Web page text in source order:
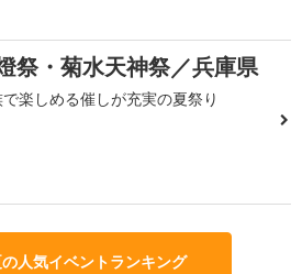
祭・菊水天神祭／兵庫県
楽しめる催しが充実の夏祭り
人気イベントランキング